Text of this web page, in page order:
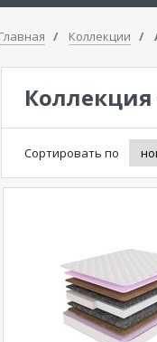
Главная Коллекции
Сортировать по